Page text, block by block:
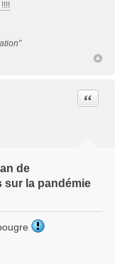
de
sur la pandémie
Citer